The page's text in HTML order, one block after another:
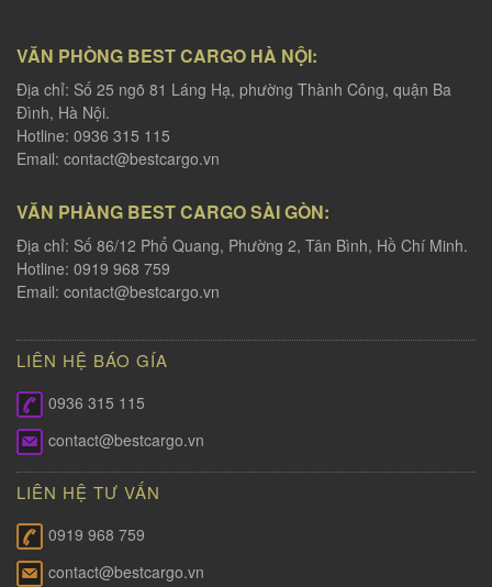
VĂN PHÒNG BEST CARGO HÀ NỘI:
Địa chỉ: Số 25 ngõ 81 Láng Hạ, phường Thành Công, quận Ba
Đình, Hà Nội.
Hotline: 0936 315 115
Email: contact@bestcargo.vn
VĂN PHÀNG BEST CARGO SÀI GÒN:
Địa chỉ: Số 86/12 Phổ Quang, Phường 2, Tân Bình, Hồ Chí Minh.
Hotline: 0919 968 759
Email: contact@bestcargo.vn
LIÊN HỆ BÁO GÍA
0936 315 115
contact@bestcargo.vn
LIÊN HỆ TƯ VẤN
0919 968 759
contact@bestcargo.vn